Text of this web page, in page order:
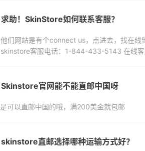
求助！SkinStore如何联系客服？
他们网站是有个connect us，点进去，找在线
Skinstore官网能不能直邮中国呀
是可以直邮中国的哦，满200美金就包邮
skinstore直邮选择哪种运输方式好？
最高2%返利
54人获得返利
Eileen Fisher